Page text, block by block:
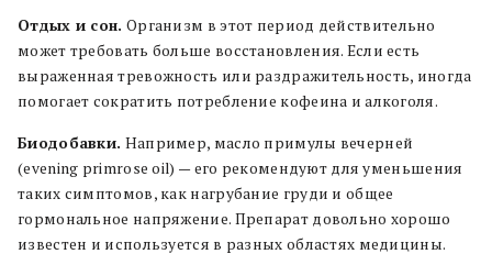
Отдых и сон. Организм в этот период действительно
может требовать больше восстановления. Если есть
выраженная тревожность или раздражительность, иногда
помогает сократить потребление кофеина и алкоголя.
Биодобавки. Например, масло примулы вечерней
(evening primrose oil) — его рекомендуют для уменьшения
таких симптомов, как нагрубание груди и общее
гормональное напряжение. Препарат довольно хорошо
известен и используется в разных областях медицины.